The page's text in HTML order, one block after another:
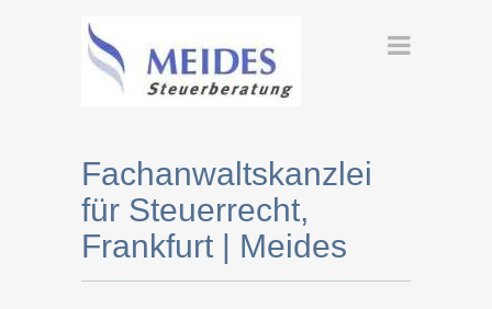
Fachanwaltskanzlei
für Steuerrecht,
Frankfurt | Meides